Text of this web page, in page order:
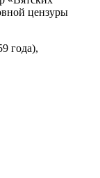
цензуры
года),